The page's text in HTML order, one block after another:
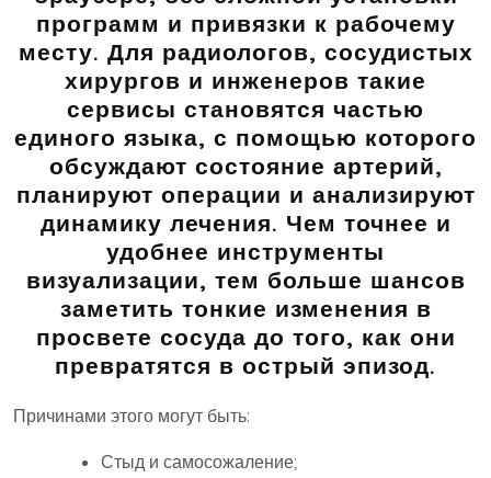
программ и привязки к рабочему
месту. Для радиологов, сосудистых
хирургов и инженеров такие
сервисы становятся частью
единого языка, с помощью которого
обсуждают состояние артерий,
планируют операции и анализируют
динамику лечения. Чем точнее и
удобнее инструменты
визуализации, тем больше шансов
заметить тонкие изменения в
просвете сосуда до того, как они
превратятся в острый эпизод.
Причинами этого могут быть:
Стыд и самосожаление;